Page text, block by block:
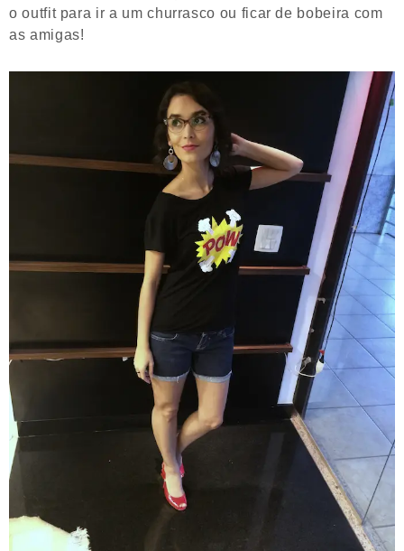
o outfit para ir a um churrasco ou ficar de bobeira com
as amigas!